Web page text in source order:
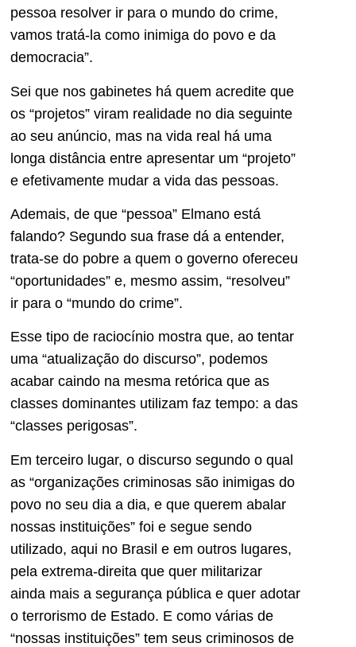
pessoa resolver ir para o mundo do crime,
vamos tratá-la como inimiga do povo e da
democracia”.
Sei que nos gabinetes há quem acredite que
os “projetos” viram realidade no dia seguinte
ao seu anúncio, mas na vida real há uma
longa distância entre apresentar um “projeto”
e efetivamente mudar a vida das pessoas.
Ademais, de que “pessoa” Elmano está
falando? Segundo sua frase dá a entender,
trata-se do pobre a quem o governo ofereceu
“oportunidades” e, mesmo assim, “resolveu”
ir para o “mundo do crime”.
Esse tipo de raciocínio mostra que, ao tentar
uma “atualização do discurso”, podemos
acabar caindo na mesma retórica que as
classes dominantes utilizam faz tempo: a das
“classes perigosas”.
Em terceiro lugar, o discurso segundo o qual
as “organizações criminosas são inimigas do
povo no seu dia a dia, e que querem abalar
nossas instituições” foi e segue sendo
utilizado, aqui no Brasil e em outros lugares,
pela extrema-direita que quer militarizar
ainda mais a segurança pública e quer adotar
o terrorismo de Estado. E como várias de
“nossas instituições” tem seus criminosos de